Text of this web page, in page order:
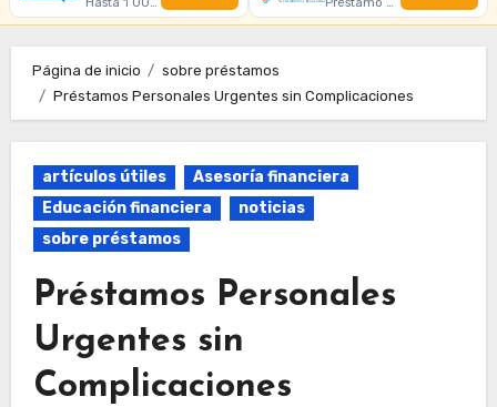
Página de inicio
sobre préstamos
Préstamos Personales Urgentes sin Complicaciones
artículos útiles
Asesoría financiera
Educación financiera
noticias
sobre préstamos
Préstamos Personales
Urgentes sin
Complicaciones